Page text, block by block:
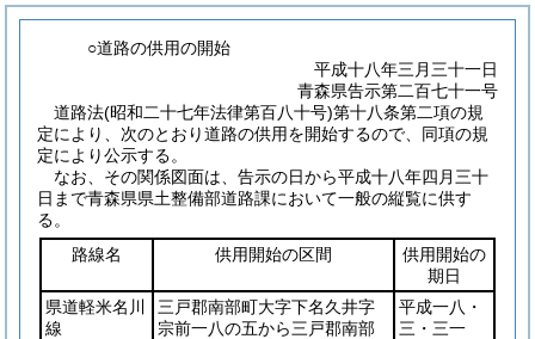
○道路の供用の開始
平成十八年三月三十一日
青森県告示第二百七十一号
道路法(昭和二十七年法律第百八十号)第十八条第二項の規
定により、次のとおり道路の供用を開始するので、同項の規
定により公示する。
なお、その関係図面は、告示の日から平成十八年四月三十
日まで青森県県土整備部道路課において一般の縦覧に供す
る。
路線名
供用開始の区間
供用開始の
期日
県道軽米名川
線
三戸郡南部町大字下名久井字
宗前一八の五から三戸郡南部
平成一八・
三・三一